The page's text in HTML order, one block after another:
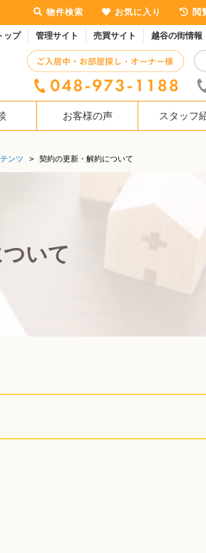
ップ 管理サイト 売買サイト 越谷の街情報
お客様の声 スタッフ
ンツ > 契約の更新・解約について
いて
物件検索 お気に入り 閲